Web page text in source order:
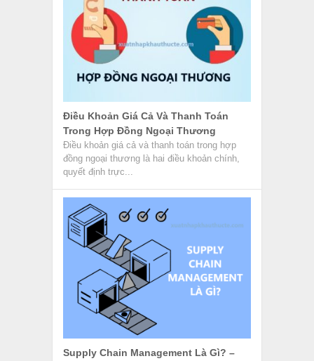
Điều Khoản Giá Cả Và Thanh Toán
Trong Hợp Đồng Ngoại Thương
Điều khoản giá cả và thanh toán trong hợp
đồng ngoại thương là hai điều khoản chính,
quyết định trực...
Supply Chain Management Là Gì? –